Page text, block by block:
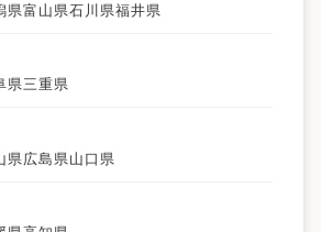
県富山県石川県福井県
県三重県
県 広島県 山口県